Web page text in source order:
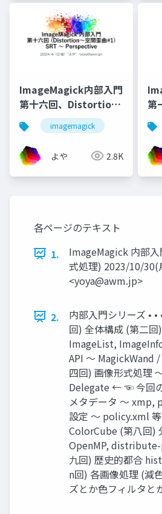
ImageMagick内部入門
第十六回、Distortion-
1
imagemagick
よや 2.8K
第
各ページのテキスト
1.
ImageMagick 内部
式処理) 2023/10/30(
<yoya@awm.jp>
2.
内部入門シリーズ • •
回) 全体構成 (第二
ImageList,
API 〜 MagickWand
四回) 画像形式処理
Delegate ← ☜ 今回
メタデータ 〜 xmp,
設定 〜 policy.xml
ColorCube (第八回)
OpenMP,
九回) 歴史的都合
n回) 各画像処理 (減
ズとか色フィルタと